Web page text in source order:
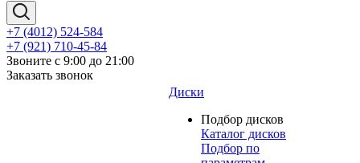
+7 (4012) 524-584
+7 (921) 710-45-84
Звоните с 9:00 до 21:00
Заказать звонок
Диски
Подбор дисков
Каталог дисков
Подбор по